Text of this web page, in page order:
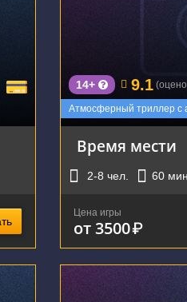
Атмосферный триллер с
14+ 9.1
Время мести
2-8 чел. 60 мин.
Цена игры
от 3500₽